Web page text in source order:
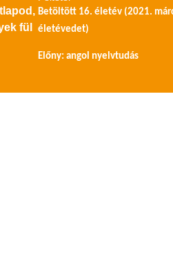
fül
Betöltött 16. életév (2021.
életévedet)
Előny: angol nyelvtudás